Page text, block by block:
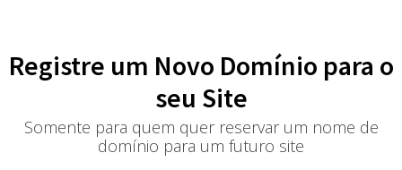
Registre um Novo Domínio para o
seu Site
Somente para quem quer reservar um nome de
domínio para um futuro site